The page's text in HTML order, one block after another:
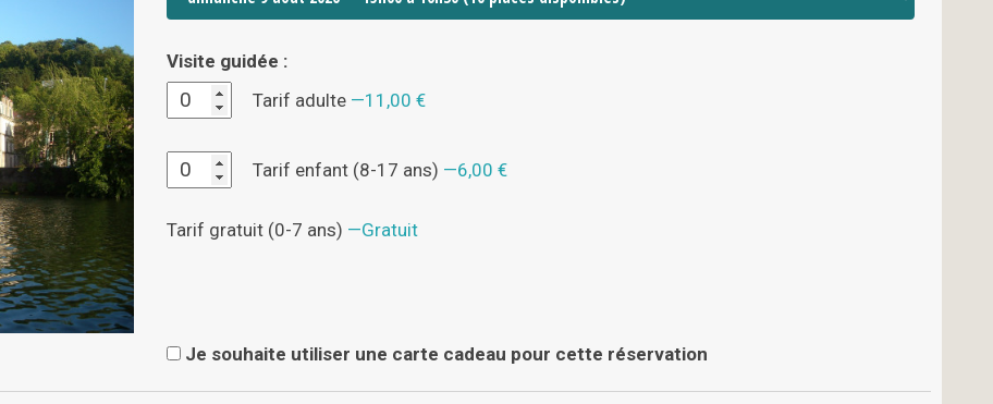
Visite guidée :
Tarif adulte
11,00 €
Tarif enfant (8-17 ans) 6,00 €
Tarif gratuit (0-7 ans) Gratuit
Je souhaite utiliser une carte cadeau pour cette réservation